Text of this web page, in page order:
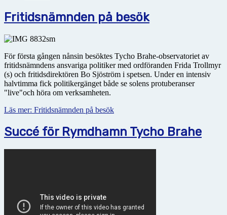
Fritidsnämnden på besök
För första gången nånsin besöktes Tycho Brahe-observatoriet av
fritidsnämndens ansvariga politiker med ordföranden Frida Trollmyr
(s) och fritidsdirektören Bo Sjöström i spetsen. Under en intensiv
halvtimma fick politikergänget både se solens protuberanser
"live"och höra om verksamheten.
Läs mer: Fritidsnämnden på besök
Succé för Rymdhamn Tycho Brahe